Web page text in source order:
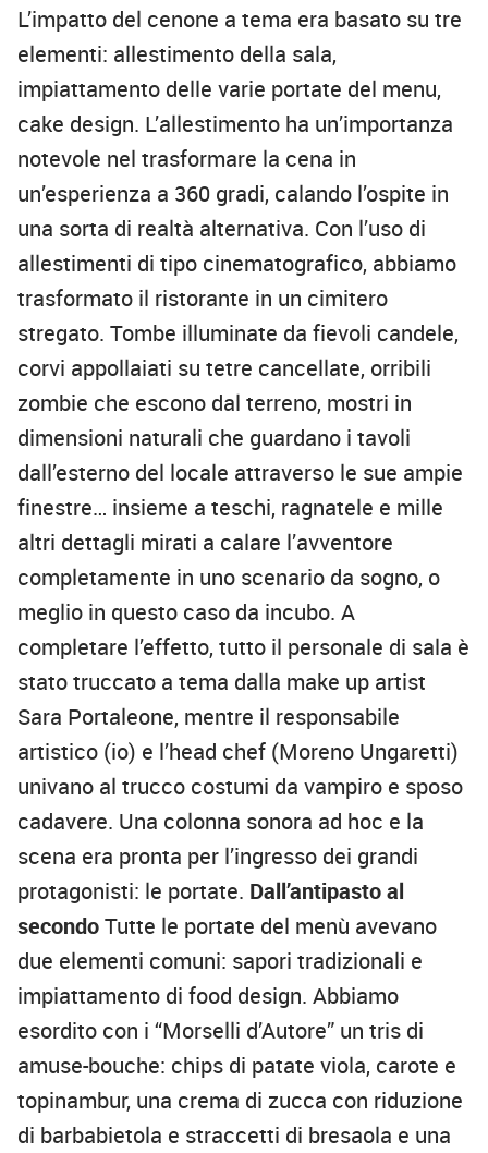
L’impatto del cenone a tema era basato su tre
elementi: allestimento della sala,
impiattamento delle varie portate del menu,
cake design. L’allestimento ha un’importanza
notevole nel trasformare la cena in
un’esperienza a 360 gradi, calando l’ospite in
una sorta di realtà alternativa. Con l’uso di
allestimenti di tipo cinematografico, abbiamo
trasformato il ristorante in un cimitero
stregato. Tombe illuminate da fievoli candele,
corvi appollaiati su tetre cancellate, orribili
zombie che escono dal terreno, mostri in
dimensioni naturali che guardano i tavoli
dall’esterno del locale attraverso le sue ampie
finestre… insieme a teschi, ragnatele e mille
altri dettagli mirati a calare l’avventore
completamente in uno scenario da sogno, o
meglio in questo caso da incubo. A
completare l’effetto, tutto il personale di sala è
stato truccato a tema dalla make up artist
Sara Portaleone, mentre il responsabile
artistico (io) e l’head chef (Moreno Ungaretti)
univano al trucco costumi da vampiro e sposo
cadavere. Una colonna sonora ad hoc e la
scena era pronta per l’ingresso dei grandi
protagonisti: le portate. Dall’antipasto al
secondoTutte le portate del menù avevano
due elementi comuni: sapori tradizionali e
impiattamento di food design. Abbiamo
esordito con i “Morselli d’Autore” un tris di
amuse-bouche: chips di patate viola, carote e
topinambur, una crema di zucca con riduzione
di barbabietola e straccetti di bresaola e una